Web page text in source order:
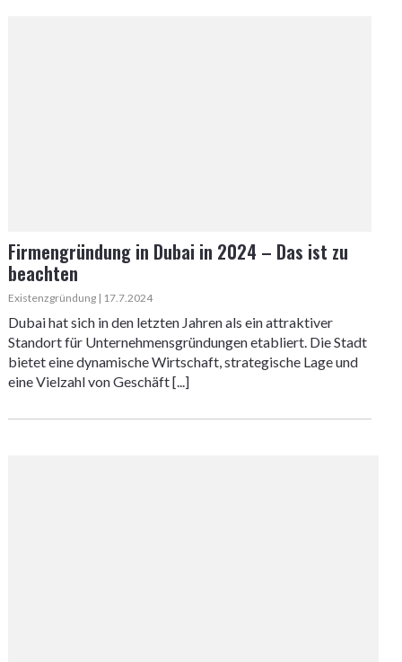
Firmengründung in Dubai in 2024 – Das ist zu
beachten
Existenzgründung | 17.7.2024
Dubai hat sich in den letzten Jahren als ein attraktiver
Standort für Unternehmensgründungen etabliert. Die Stadt
bietet eine dynamische Wirtschaft, strategische Lage und
eine Vielzahl von Geschäft [...]